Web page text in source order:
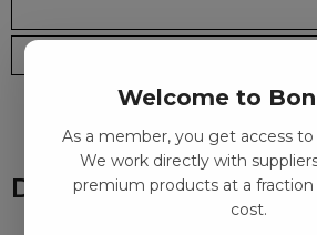
Du kanske också
Welcome to
As a member, you get access to
We work directly with
premium products at a
cost.